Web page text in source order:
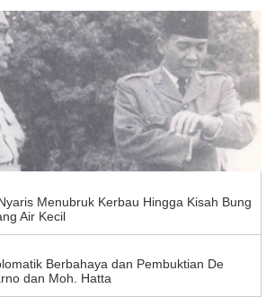
Menubruk Kerbau Hingga Kisah Bung
Air Kecil
Berbahaya dan Pembuktian De
dan Moh. Hatta